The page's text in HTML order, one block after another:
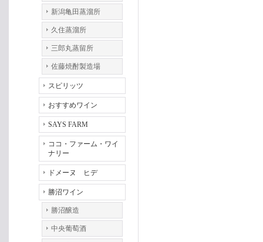
新潟亀田蒸溜所
久住蒸溜所
三郎丸蒸留所
佐藤焼酎製造場
スピリッツ
おすすめワイン
SAYS FARM
ココ・ファーム・ワイ
ナリー
ドメーヌ ヒデ
勝沼ワイン
勝沼醸造
中央葡萄酒